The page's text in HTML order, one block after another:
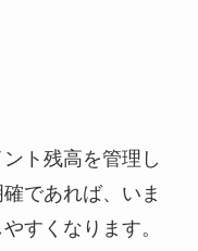
ト残高を管理し
であれば、いま
すくなります。